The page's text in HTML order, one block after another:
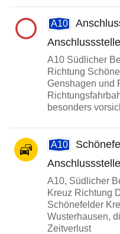
A10
A10 Südlicher
Richtung
Genshagen und
besonders
A10
A10, Südlicher
Kreuz Richtung
Schönefelder
Wusterhausen,
Zeitverlust